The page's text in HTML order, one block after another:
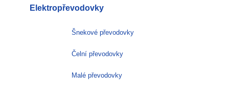
Elektropřevodovky
Šnekové převodovky
Čelní převodovky
Malé převodovky